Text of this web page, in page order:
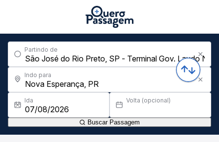
Partindo de
Indo para
Ida Volta (opcional)
Buscar Passagem